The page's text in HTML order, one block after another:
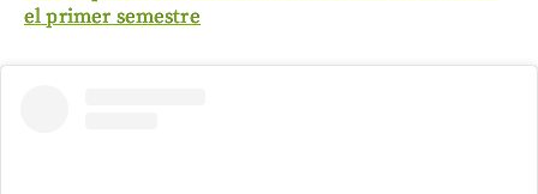
el primer semestre